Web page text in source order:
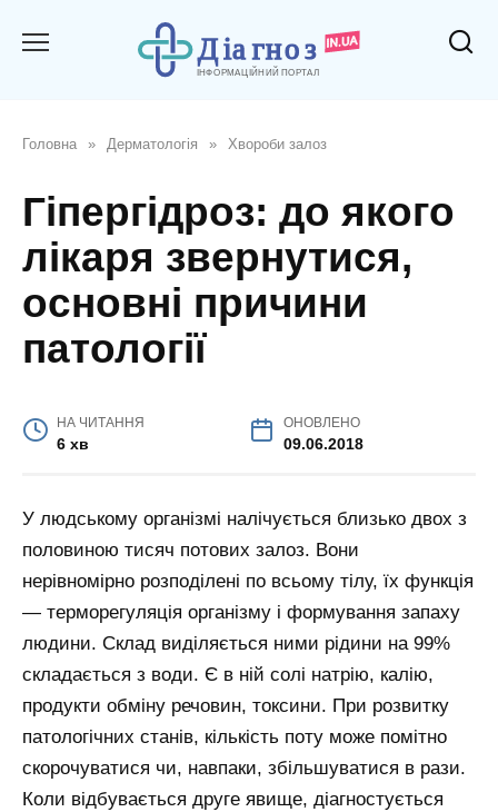
Головна » Дерматологія » Хвороби залоз
Гіпергідроз: до якого
лікаря звернутися,
основні причини
патології
НА ЧИТАННЯ
6 хв
ОНОВЛЕНО
09.06.2018
У людському організмі налічується близько двох з
половиною тисяч потових залоз. Вони
нерівномірно розподілені по всьому тілу, їх функція
— терморегуляція організму і формування запаху
людини. Склад виділяється ними рідини на 99%
складається з води. Є в ній солі натрію, калію,
продукти обміну речовин, токсини. При розвитку
патологічних станів, кількість поту може помітно
скорочуватися чи, навпаки, збільшуватися в рази.
Коли відбувається друге явище, діагностується